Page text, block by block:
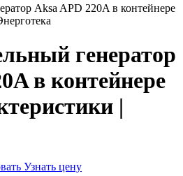
Aksa APD 220A в контейнере
генератор
в контейнере
|
Узнать цену